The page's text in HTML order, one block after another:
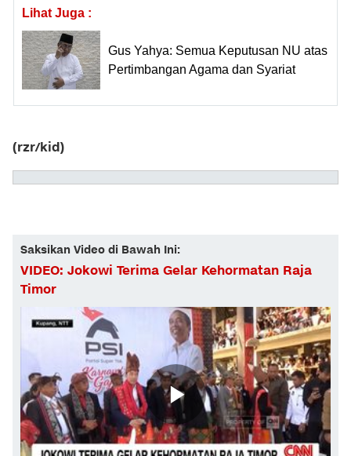
Lihat Juga :
Gus Yahya: Semua Keputusan NU atas
Pertimbangan Agama dan Syariat
(rzr/kid)
Saksikan Video di Bawah Ini:
VIDEO: Jokowi Terima Gelar Kehormatan Raja
Timor